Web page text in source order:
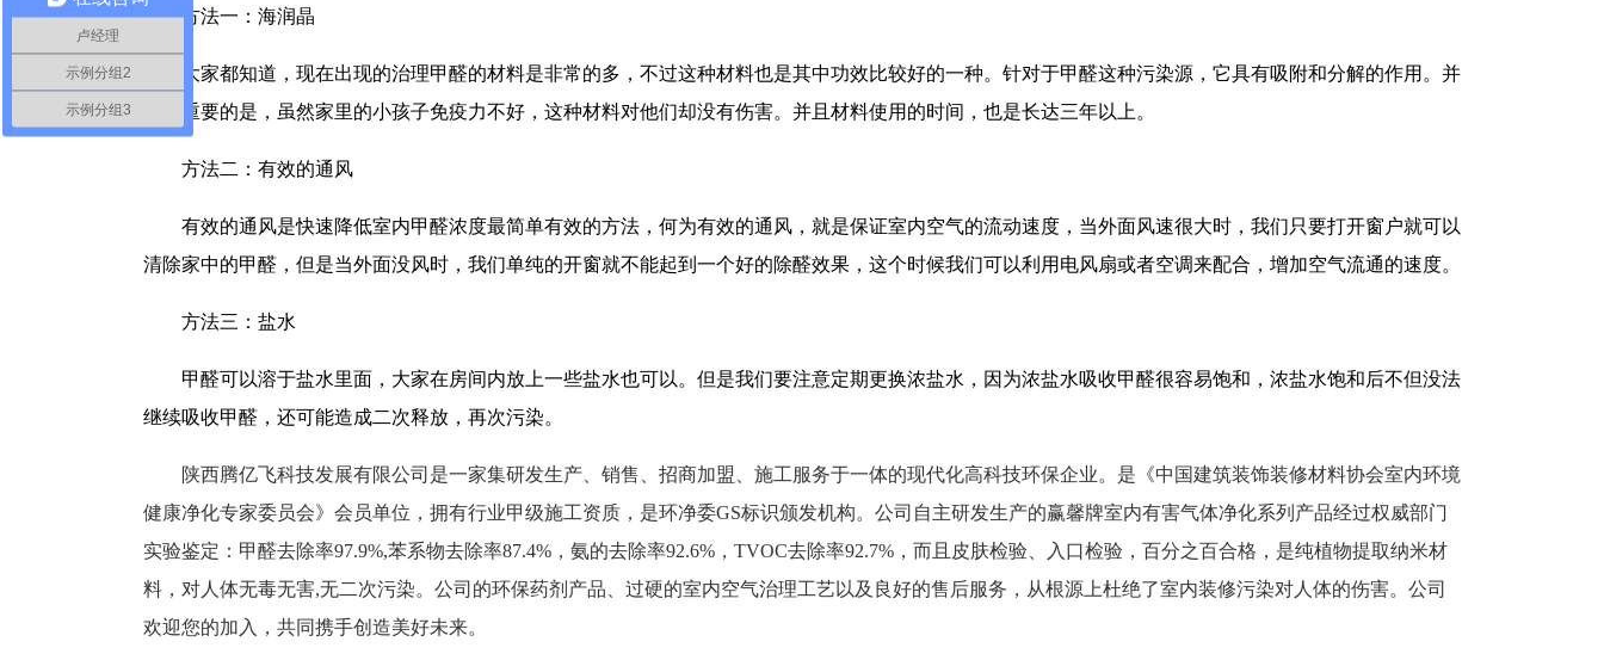
方法一：海润晶
大家都知道，现在出现的治理甲醛的材料是非常的多，不过这种材料也是其中功效比较好的一种。针对于甲醛这种污染源，它具有吸附和分解的作用。并
且最重要的是，虽然家里的小孩子免疫力不好，这种材料对他们却没有伤害。并且材料使用的时间，也是长达三年以上。
方法二：有效的通风
有效的通风是快速降低室内甲醛浓度最简单有效的方法，何为有效的通风，就是保证室内空气的流动速度，当外面风速很大时，我们只要打开窗户就可以
清除家中的甲醛，但是当外面没风时，我们单纯的开窗就不能起到一个好的除醛效果，这个时候我们可以利用电风扇或者空调来配合，增加空气流通的速度。
方法三：盐水
甲醛可以溶于盐水里面，大家在房间内放上一些盐水也可以。但是我们要注意定期更换浓盐水，因为浓盐水吸收甲醛很容易饱和，浓盐水饱和后不但没法
继续吸收甲醛，还可能造成二次释放，再次污染。
陕西腾亿飞科技发展有限公司是一家集研发生产、销售、招商加盟、施工服务于一体的现代化高科技环保企业。是《中国建筑装饰装修材料协会室内环境
健康净化专家委员会》会员单位，拥有行业甲级施工资质，是环净委GS标识颁发机构。公司自主研发生产的赢馨牌室内有害气体净化系列产品经过权威部门
实验鉴定：甲醛去除率97.9%,苯系物去除率87.4%，氨的去除率92.6%，TVOC去除率92.7%，而且皮肤检验、入口检验，百分之百合格，是纯植物提取纳米材
料，对人体无毒无害,无二次污染。公司的环保药剂产品、过硬的室内空气治理工艺以及良好的售后服务，从根源上杜绝了室内装修污染对人体的伤害。公司
欢迎您的加入，共同携手创造美好未来。
卢经理
示例分组2
示例分组3